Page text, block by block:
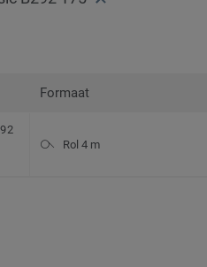
Formaat
Rol 4 m